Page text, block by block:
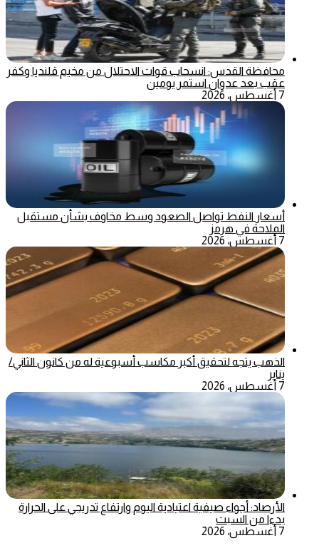
محافظة القدس: انسحاب قوات الاحتلال من مخيم قلنديا وكفر
عقب بعد عدوان استمر يومين
7 أغسطس، 2026
أسعار النفط تواصل الصعود وسط مخاوف بشأن مستقبل
الملاحة في هرمز
7 أغسطس، 2026
الذهب يتجه لتحقيق أكبر مكاسب أسبوعية له من كانون الثاني/
يناير
7 أغسطس، 2026
الأرصاد: أجواء صيفية اعتيادية اليوم وارتفاع تدريجي على الحرارة
بدءا من السبت
7 أغسطس، 2026